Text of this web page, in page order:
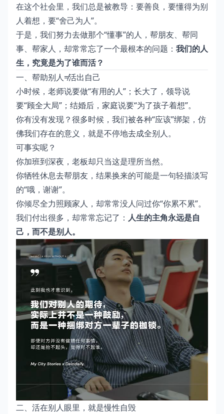
在这个社会里，我们总是被教导：要善良，要懂得为别
人着想，要“舍己为人”。
于是，我们努力去做那个“懂事”的人，帮朋友、帮同
事、帮家人，却常常忘了一个最根本的问题： 我们的人
生，究竟是为了谁而活？
一、帮助别人≠活出自己
小时候，老师说要做“有用的人”；长大了，领导说
要“顾全大局”；结婚后，家庭说要“为了孩子着想”。
你有没有发现？很多时候，我们被各种“应该”绑架，仿
佛我们存在的意义，就是不停地去成全别人。
可事实呢？
你加班到深夜，老板却只当这是理所当然。
你牺牲休息去帮朋友，结果换来的可能是一句轻描淡写
的“哦，谢谢”。
你倾尽全力照顾家人，却常常没人问过你“你累不累”。
我们付出很多，却常常忘记了： 人生的主角永远是自
己，而不是别人。
二、活在别人眼里，就是慢性自毁